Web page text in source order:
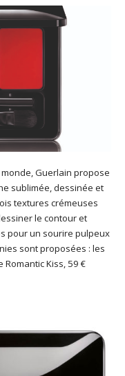
Guerlain propose
sublimée, dessinée et
textures crémeuses
le contour et
pour un sourire pulpeux
sont proposées : les
Kiss, 59 €